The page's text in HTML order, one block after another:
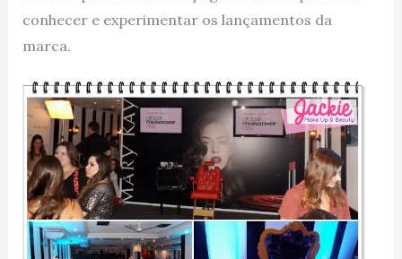
conhecer e experimentar os lançamentos da
marca.